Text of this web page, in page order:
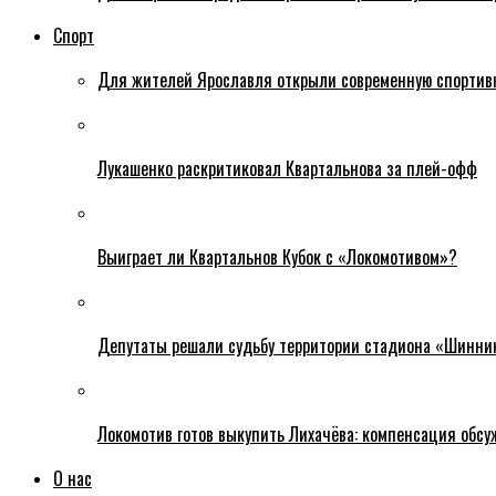
Спорт
Для жителей Ярославля открыли современную
Лукашенко раскритиковал Квартальнова за плей-офф
Выиграет ли Квартальнов Кубок с «Локомотивом»?
Депутаты решали судьбу территории стадиона
Локомотив готов выкупить Лихачёва: компенсация
О нас